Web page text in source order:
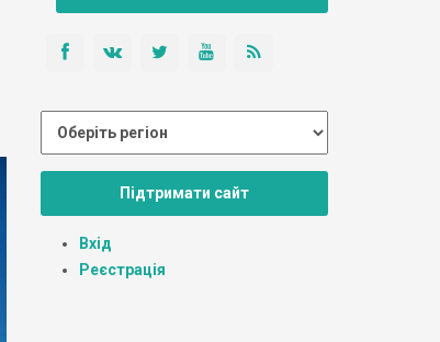
Підтримати сайт
Вхід
Реєстрація